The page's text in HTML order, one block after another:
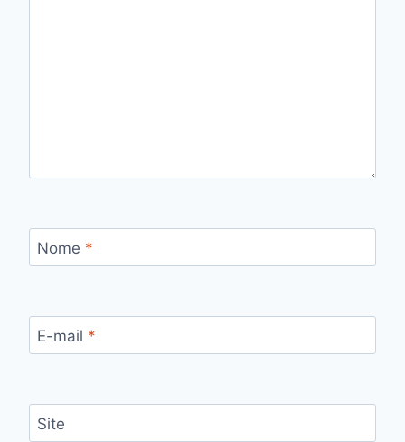
Nome *
E-mail *
Site